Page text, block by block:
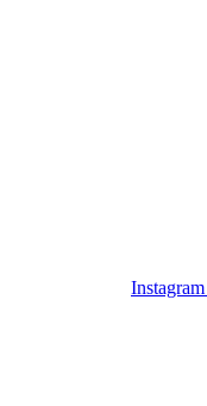
Instagram